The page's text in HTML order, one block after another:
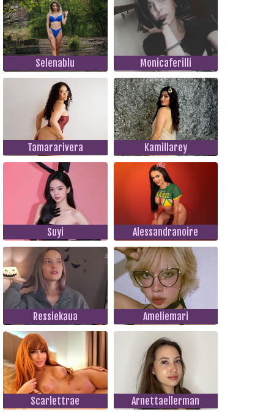
Selenablu Monicaferilli
Tamararivera Kamillarey
Suyi Alessandranoire
Ressiekaua Ameliemari
Scarlettrae Arnettaellerman